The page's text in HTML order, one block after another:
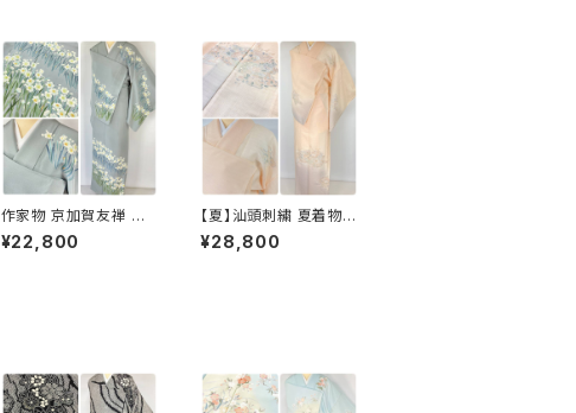
作家物 京加賀友禅 水
仙 訪問着 正絹 袷 浅葱
鼠 青緑 グレー 白 1157
¥22,800
【夏】汕頭刺繍 夏着物
総刺繍 絽 訪問着 正絹
オレンジ サーモンピン
¥28,800